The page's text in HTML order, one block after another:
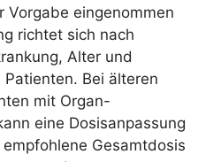
Vorgabe eingenommen
richtet sich nach
Alter und
Bei älteren
mit Organ-
eine Dosisanpassung
Gesamtdosis